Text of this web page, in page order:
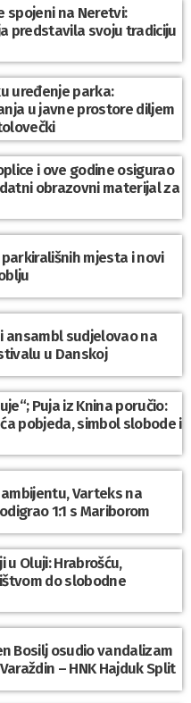
spojeni na Neretvi:
predstavila svoju tradiciju
uređenje parka:
u javne prostore diljem
i ove godine osigurao
obrazovni materijal za
mjesta i novi
ansambl sudjelovao na
u Danskoj
Puja iz Knina poručio:
pobjeda, simbol slobode i
Varteks na
1:1 s Mariborom
u Oluji: Hrabrošću,
do slobodne
Bosilj osudio vandalizam
– HNK Hajduk Split